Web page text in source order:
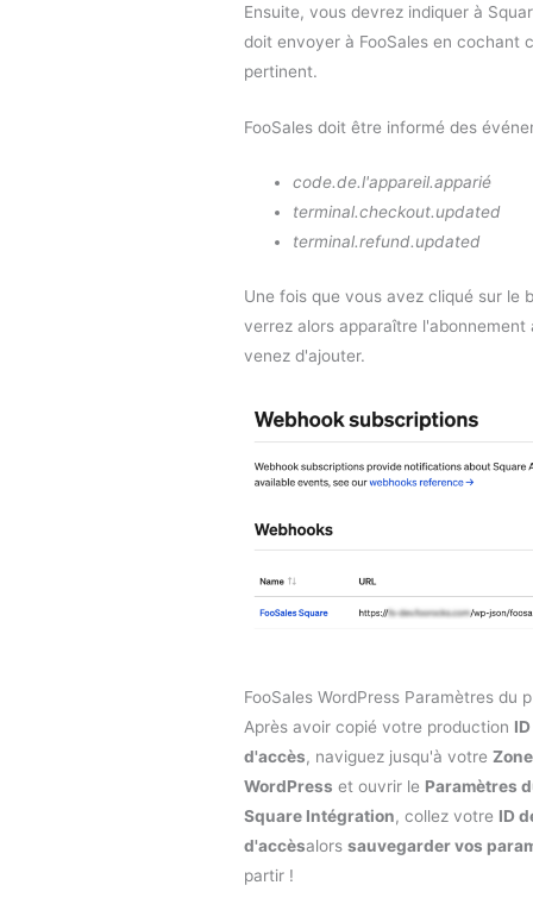
Ensuite, vous devrez indiquer à
doit envoyer à FooSales en cochant
pertinent.
FooSales doit être informé des
code.de.l'appareil.apparié
terminal.checkout.updated
terminal.refund.updated
Une fois que vous avez cliqué sur le
verrez alors apparaître l'abonnement
venez d'ajouter.
FooSales WordPress Paramètres du
Après avoir copié votre production
d'accès, naviguez jusqu'à votre
WordPress et ouvrir le Paramètres
Square Intégration, collez votre ID
d'accèsalors sauvegarder vos
partir !